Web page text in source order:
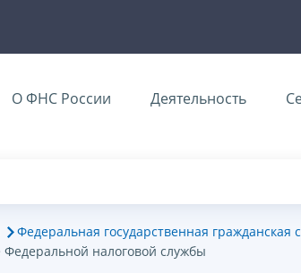
О ФНС России Деятельность
Федеральная государственная гражданская
налоговой службы